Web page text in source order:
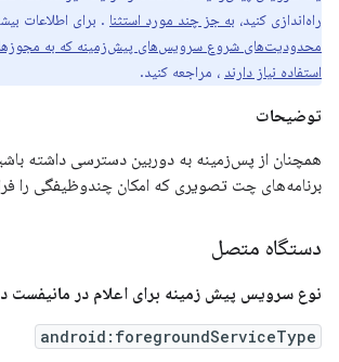
راه‌اندازی کنید، به جز چند مورد استثنا . برای اطلاعات
محدودیت‌های شروع سرویس‌های پیش‌زمینه که به
استفاده نیاز دارند ، مراجعه کنید.
توضیحات
همچنان از پس‌زمینه به دوربین دسترسی داشته
برنامه‌های چت تصویری که امکان چندوظیفگی را
دستگاه متصل
نوع سرویس پیش زمینه برای اعلام در مانیفست
android:foregroundServiceType